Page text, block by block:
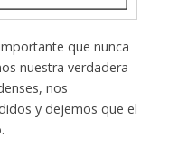
que nunca
nuestra verdadera
nos
y dejemos que el